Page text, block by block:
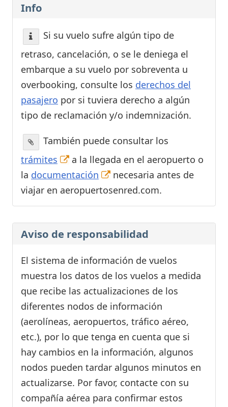
Info
Si su vuelo sufre algún tipo de
retraso, cancelación, o se le deniega el
embarque a su vuelo por sobreventa u
overbooking, consulte los derechos del
pasajero por si tuviera derecho a algún
tipo de reclamación y/o indemnización.
También puede consultar los
trámites
a la llegada en el aeropuerto o
la documentación
necesaria antes de
viajar en aeropuertosenred.com.
Aviso de responsabilidad
El sistema de información de vuelos
muestra los datos de los vuelos a medida
que recibe las actualizaciones de los
diferentes nodos de información
(aerolíneas, aeropuertos, tráfico aéreo,
etc.), por lo que tenga en cuenta que si
hay cambios en la información, algunos
nodos pueden tardar algunos minutos en
actualizarse. Por favor, contacte con su
compañía aérea para confirmar estos